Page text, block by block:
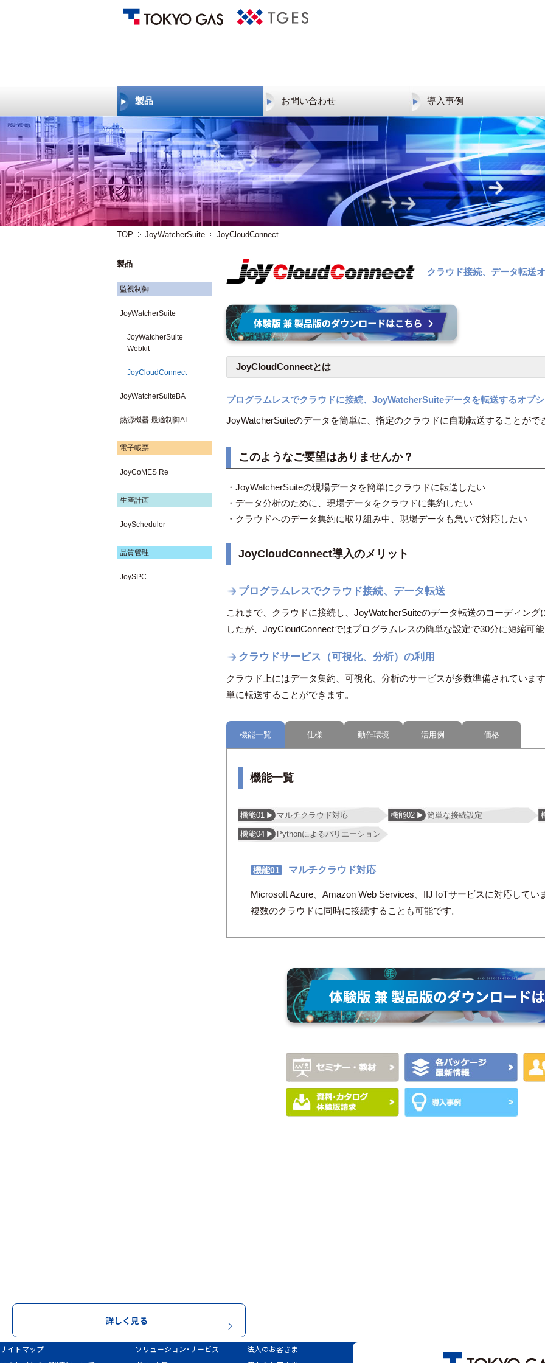
製品
監視制御
JoyWatcherSuite
JoyWatcherSuite
Webkit
JoyCloudConnect
JoyWatcherSuiteBA
熱源機器 最適制御AI
電子帳票
JoyCoMES Re
JoyScheduler
セミナー・教材
お問い合わせ 導入事例
TOP JoyWatcherSuite JoyCloudConnect
製品
監視制御
JoyWatcherSuite
JoyWatcherSuite
Webkit
JoyCloudConnect
JoyWatcherSuiteBA
熱源機器 最適制御AI
電子帳票
JoyCoMES Re
生産計画
JoyScheduler
品質管理
JoySPC
クラウド接続、データ転送
JoyCloudConnectとは
プログラムレスでクラウドに接続、JoyWatcherSuiteデータを転送するオプ
JoyWatcherSuiteのデータを簡単に、指定のクラウドに自動転送することがで
このようなご要望はありませんか？
・JoyWatcherSuiteの現場データを簡単にクラウドに転送したい
・データ分析のために、現場データをクラウドに集約したい
・クラウドへのデータ集約に取り組み中、現場データも急いで対応したい
JoyCloudConnect導入のメリット
プログラムレスでクラウド接続、データ転送
これまで、クラウドに接続し、JoyWatcherSuiteのデータ転送のコーディン
したが、JoyCloudConnectではプログラムレスの簡単な設定で30分に短縮可能
クラウドサービス（可視化、分析）の利用
クラウド上にはデータ集約、可視化、分析のサービスが多数準備されていま
単に転送することができます。
機能一覧 仕様 動作環境 活用例 価格
機能一覧
機能01 マルチクラウド対応 機能02 簡単な接続設定
機能04 Pythonによるバリエーション
機能01 マルチクラウド対応
Microsoft Azure、Amazon Web Services、IIJ IoTサービスに対応してい
複数のクラウドに同時に接続することも可能です。
詳しく見る
サイトマップ
ソリューション・サービス
法人のお客さま